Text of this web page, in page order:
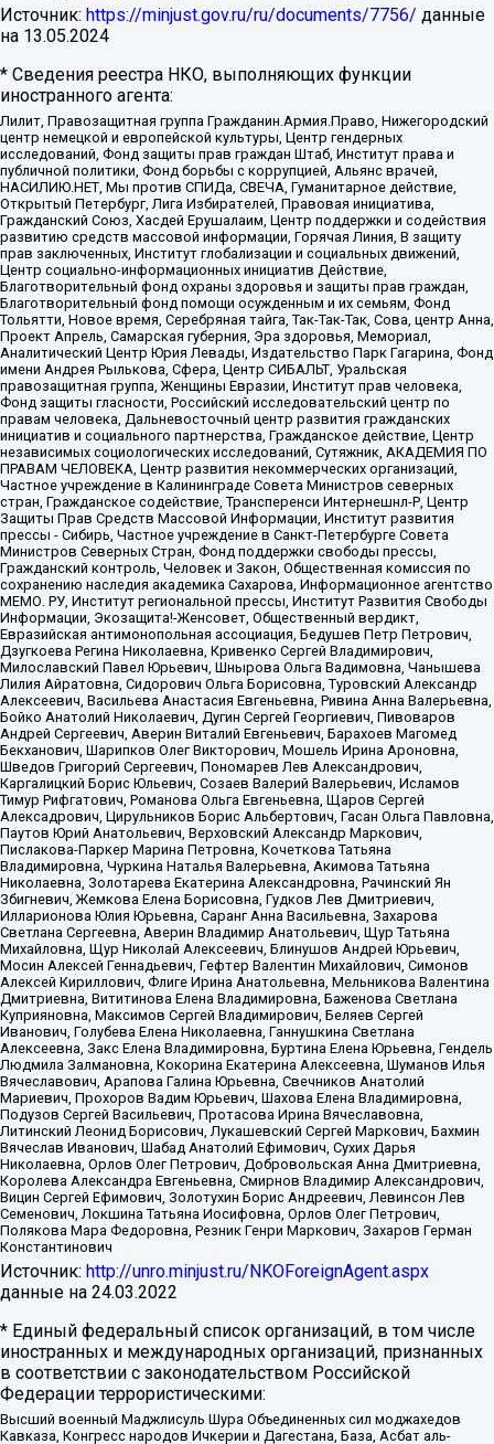
Источник: https://minjust.gov.ru/ru/documents/7756/ данные
на 13.05.2024
* Сведения реестра НКО, выполняющих функции
иностранного агента:
Лилит, Правозащитная группа Гражданин.Армия.Право, Нижегородский
центр немецкой и европейской культуры, Центр гендерных
исследований, Фонд защиты прав граждан Штаб, Институт права и
публичной политики, Фонд борьбы с коррупцией, Альянс врачей,
НАСИЛИЮ.НЕТ, Мы против СПИДа, СВЕЧА, Гуманитарное действие,
Открытый Петербург, Лига Избирателей, Правовая инициатива,
Гражданский Союз, Хасдей Ерушалаим, Центр поддержки и содействия
развитию средств массовой информации, Горячая Линия, В защиту
прав заключенных, Институт глобализации и социальных движений,
Центр социально-информационных инициатив Действие,
Благотворительный фонд охраны здоровья и защиты прав граждан,
Благотворительный фонд помощи осужденным и их семьям, Фонд
Тольятти, Новое время, Серебряная тайга, Так-Так-Так, Сова, центр Анна,
Проект Апрель, Самарская губерния, Эра здоровья, Мемориал,
Аналитический Центр Юрия Левады, Издательство Парк Гагарина, Фонд
имени Андрея Рылькова, Сфера, Центр СИБАЛЬТ, Уральская
правозащитная группа, Женщины Евразии, Институт прав человека,
Фонд защиты гласности, Российский исследовательский центр по
правам человека, Дальневосточный центр развития гражданских
инициатив и социального партнерства, Гражданское действие, Центр
независимых социологических исследований, Сутяжник, АКАДЕМИЯ ПО
ПРАВАМ ЧЕЛОВЕКА, Центр развития некоммерческих организаций,
Частное учреждение в Калининграде Совета Министров северных
стран, Гражданское содействие, Трансперенси Интернешнл-Р, Центр
Защиты Прав Средств Массовой Информации, Институт развития
прессы - Сибирь, Частное учреждение в Санкт-Петербурге Совета
Министров Северных Стран, Фонд поддержки свободы прессы,
Гражданский контроль, Человек и Закон, Общественная комиссия по
сохранению наследия академика Сахарова, Информационное агентство
МЕМО. РУ, Институт региональной прессы, Институт Развития Свободы
Информации, Экозащита!-Женсовет, Общественный вердикт,
Евразийская антимонопольная ассоциация, Бедушев Петр Петрович,
Дзугкоева Регина Николаевна, Кривенко Сергей Владимирович,
Милославский Павел Юрьевич, Шнырова Ольга Вадимовна, Чанышева
Лилия Айратовна, Сидорович Ольга Борисовна, Туровский Александр
Алексеевич, Васильева Анастасия Евгеньевна, Ривина Анна Валерьевна,
Бойко Анатолий Николаевич, Дугин Сергей Георгиевич, Пивоваров
Андрей Сергеевич, Аверин Виталий Евгеньевич, Барахоев Магомед
Бекханович, Шарипков Олег Викторович, Мошель Ирина Ароновна,
Шведов Григорий Сергеевич, Пономарев Лев Александрович,
Каргалицкий Борис Юльевич, Созаев Валерий Валерьевич, Исламов
Тимур Рифгатович, Романова Ольга Евгеньевна, Щаров Сергей
Алексадрович, Цирульников Борис Альбертович, Гасан Ольга Павловна,
Паутов Юрий Анатольевич, Верховский Александр Маркович,
Пислакова-Паркер Марина Петровна, Кочеткова Татьяна
Владимировна, Чуркина Наталья Валерьевна, Акимова Татьяна
Николаевна, Золотарева Екатерина Александровна, Рачинский Ян
Збигневич, Жемкова Елена Борисовна, Гудков Лев Дмитриевич,
Илларионова Юлия Юрьевна, Саранг Анна Васильевна, Захарова
Светлана Сергеевна, Аверин Владимир Анатольевич, Щур Татьяна
Михайловна, Щур Николай Алексеевич, Блинушов Андрей Юрьевич,
Мосин Алексей Геннадьевич, Гефтер Валентин Михайлович, Симонов
Алексей Кириллович, Флиге Ирина Анатольевна, Мельникова Валентина
Дмитриевна, Вититинова Елена Владимировна, Баженова Светлана
Куприяновна, Максимов Сергей Владимирович, Беляев Сергей
Иванович, Голубева Елена Николаевна, Ганнушкина Светлана
Алексеевна, Закс Елена Владимировна, Буртина Елена Юрьевна, Гендель
Людмила Залмановна, Кокорина Екатерина Алексеевна, Шуманов Илья
Вячеславович, Арапова Галина Юрьевна, Свечников Анатолий
Мариевич, Прохоров Вадим Юрьевич, Шахова Елена Владимировна,
Подузов Сергей Васильевич, Протасова Ирина Вячеславовна,
Литинский Леонид Борисович, Лукашевский Сергей Маркович, Бахмин
Вячеслав Иванович, Шабад Анатолий Ефимович, Сухих Дарья
Николаевна, Орлов Олег Петрович, Добровольская Анна Дмитриевна,
Королева Александра Евгеньевна, Смирнов Владимир Александрович,
Вицин Сергей Ефимович, Золотухин Борис Андреевич, Левинсон Лев
Семенович, Локшина Татьяна Иосифовна, Орлов Олег Петрович,
Полякова Мара Федоровна, Резник Генри Маркович, Захаров Герман
Константинович
Источник: http://unro.minjust.ru/NKOForeignAgent.aspx
данные на 24.03.2022
* Единый федеральный список организаций, в том числе
иностранных и международных организаций, признанных
в соответствии с законодательством Российской
Федерации террористическими:
Высший военный Маджлисуль Шура Объединенных сил моджахедов
Кавказа, Конгресс народов Ичкерии и Дагестана, База, Асбат аль-